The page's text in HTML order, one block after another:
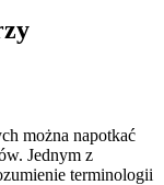
można napotkać
Jednym z
terminologii